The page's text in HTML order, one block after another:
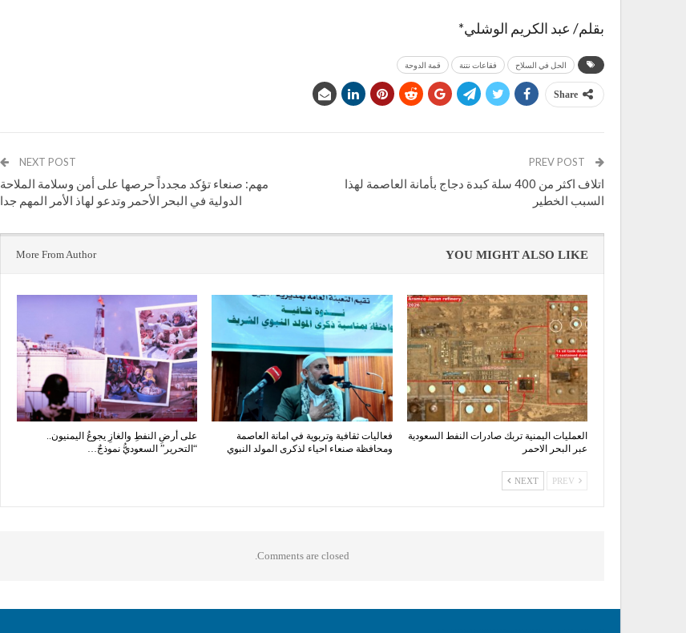
بقلم/ عبد الكريم الوشلي*
الحل في السلاح فقاعات نتنة قمة الدوحة
Share
اتلاف اكثر من 400 سلة كبدة دجاج بأمانة العاصمة لهذا
السبب الخطير
NEXT POST
مهم: صنعاء تؤكد مجدداً حرصها على أمن وسلامة الملاحة
الدولية في البحر الأحمر وتدعو لهاذ الأمر المهم جدا
YOU MIGHT ALSO LIKE
More From Author
العمليات اليمنية تربك صادرات النفط السعودية
عبر البحر الاحمر
فعاليات ثقافية وتربوية في امانة العاصمة
ومحافظة صنعاء احياء لذكرى المولد النبوي
على أرضِ النفطِ والغازِ يجوعُ اليمنيون..
“التحرير” السعوديُّ نموذجٌ…
NEXT
Comments are closed.